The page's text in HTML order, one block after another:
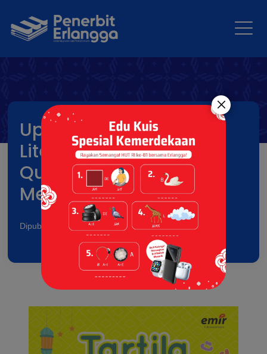
Upaya Membangun
Literasi Baca Huruf Al-
Qur’an di Indonesia;
Metode Baru Tartila
Dipublikasikan pada: 15 Jan 2026